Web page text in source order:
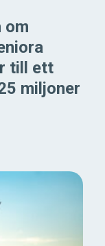
till ett
miljoner